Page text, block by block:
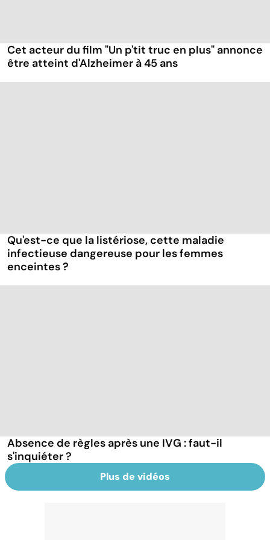
Cet acteur du film "Un p'tit truc en plus" annonce
être atteint d'Alzheimer à 45 ans
Qu'est-ce que la listériose, cette maladie
infectieuse dangereuse pour les femmes
enceintes ?
Absence de règles après une IVG : faut-il
s'inquiéter ?
Plus de vidéos